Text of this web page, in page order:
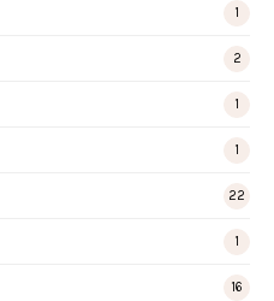
1
2
1
1
22
1
16